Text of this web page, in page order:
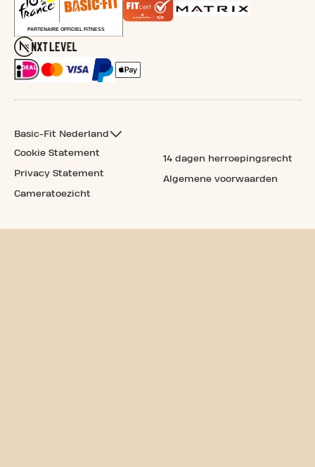
Basic-Fit Nederland
Cookie Statement
Privacy Statement
Cameratoezicht
14 dagen herroepingsrecht
Algemene voorwaarden